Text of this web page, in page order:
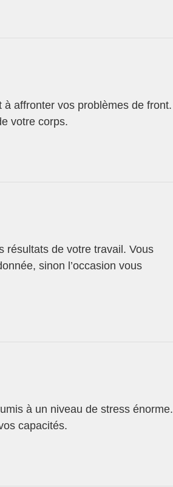
affronter vos problèmes de front.
votre corps.
résultats de votre travail. Vous
sinon l’occasion vous
à un niveau de stress énorme.
capacités.